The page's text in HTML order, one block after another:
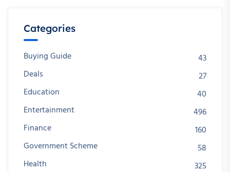
Categories
Buying Guide
43
Deals
27
Education
40
Entertainment
496
Finance
160
Government Scheme
58
Health
325